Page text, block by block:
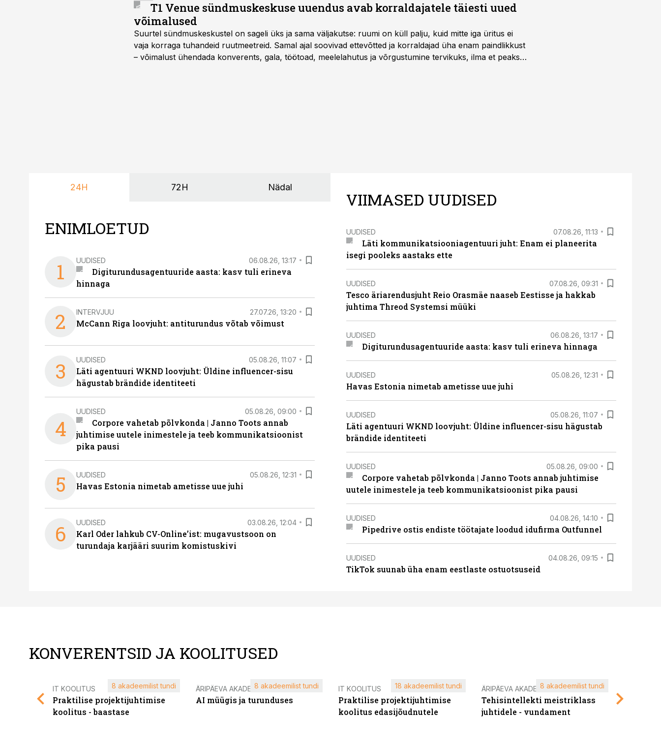
T1 Venue sündmuskeskuse uuendus avab korraldajatele täiesti uued
võimalused
Suurtel sündmuskeskustel on sageli üks ja sama väljakutse: ruumi on küll palju, kuid mitte iga üritus ei
vaja korraga tuhandeid ruutmeetreid. Samal ajal soovivad ettevõtted ja korraldajad üha enam paindlikkust
– võimalust ühendada konverents, gala, töötoad, meelelahutus ja võrgustumine tervikuks, ilma et peaks
24H 72H Nädal
ENIMLOETUD
1 UUDISED 06.08.26, 13:17
Digiturundusagentuuride aasta: kasv tuli erineva
hinnaga
2 INTERVJUU 27.07.26, 13:20
McCann Riga loovjuht: antiturundus võtab võimust
3 UUDISED 05.08.26, 11:07
Läti agentuuri WKND loovjuht: Üldine influencer-sisu
hägustab brändide identiteeti
4
UUDISED 05.08.26, 09:00
Corpore vahetab põlvkonda | Janno Toots annab
juhtimise uutele inimestele ja teeb kommunikatsioonist
pika pausi
5 UUDISED 05.08.26, 12:31
Havas Estonia nimetab ametisse uue juhi
6 UUDISED 03.08.26, 12:04
Karl Oder lahkub CV-Online’ist: mugavustsoon on
turundaja karjääri suurim komistuskivi
VIIMASED UUDISED
UUDISED 07.08.26, 11:13
Läti kommunikatsiooniagentuuri juht: Enam ei planeerita
isegi pooleks aastaks ette
UUDISED 07.08.26, 09:31
Tesco äriarendusjuht Reio Orasmäe naaseb Eestisse ja hakkab
juhtima Threod Systemsi müüki
UUDISED 06.08.26, 13:17
Digiturundusagentuuride aasta: kasv tuli erineva hinnaga
UUDISED 05.08.26, 12:31
Havas Estonia nimetab ametisse uue juhi
UUDISED 05.08.26, 11:07
Läti agentuuri WKND loovjuht: Üldine influencer-sisu hägustab
brändide identiteeti
UUDISED 05.08.26, 09:00
Corpore vahetab põlvkonda | Janno Toots annab juhtimise
uutele inimestele ja teeb kommunikatsioonist pika pausi
UUDISED 04.08.26, 14:10
Pipedrive ostis endiste töötajate loodud idufirma Outfunnel
UUDISED 04.08.26, 09:15
TikTok suunab üha enam eestlaste ostuotsuseid
KONVERENTSID JA KOOLITUSED
IT KOOLITUS
Praktilise projektijuhtimise
koolitus - baastase
8 akadeemilist tundi ÄRIPÄEVA AKADEEMIA
AI müügis ja turunduses
8 akadeemilist tundi IT KOOLITUS
Praktilise projektijuhtimise
koolitus edasijõudnutele
18 akadeemilist tundi ÄRIPÄEVA AKADEEMIA
Tehisintellekti meistriklass
juhtidele - vundament
8 akadeemilist tundi